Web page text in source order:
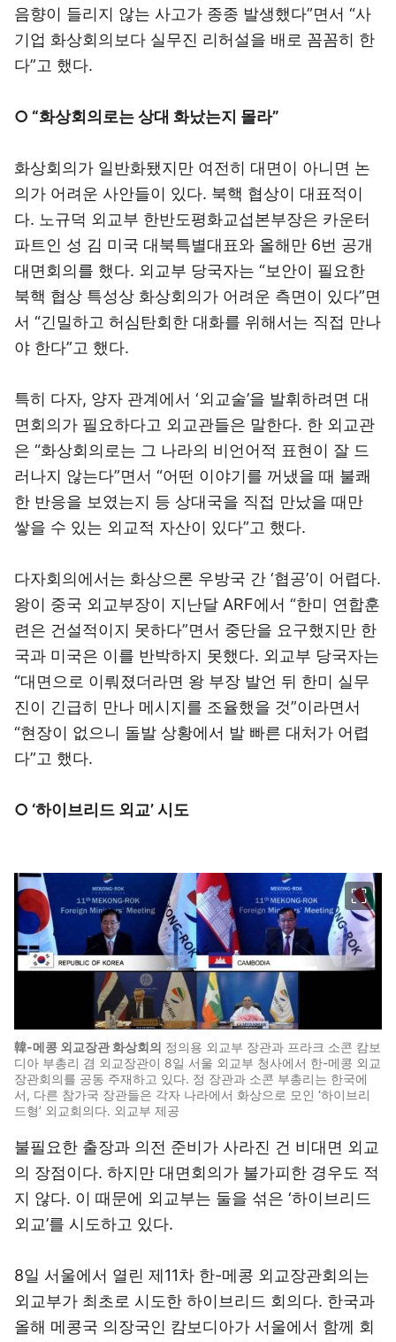
음향이 들리지 않는 사고가 종종 발생했다”면서 “사
기업 화상회의보다 실무진 리허설을 배로 꼼꼼히 한
다”고 했다.
○ “화상회의로는 상대 화났는지 몰라”
화상회의가 일반화됐지만 여전히 대면이 아니면 논
의가 어려운 사안들이 있다. 북핵 협상이 대표적이
다. 노규덕 외교부 한반도평화교섭본부장은 카운터
파트인 성 김 미국 대북특별대표와 올해만 6번 공개
대면회의를 했다. 외교부 당국자는 “보안이 필요한
북핵 협상 특성상 화상회의가 어려운 측면이 있다”면
서 “긴밀하고 허심탄회한 대화를 위해서는 직접 만나
야 한다”고 했다.
특히 다자, 양자 관계에서 ‘외교술’을 발휘하려면 대
면회의가 필요하다고 외교관들은 말한다. 한 외교관
은 “화상회의로는 그 나라의 비언어적 표현이 잘 드
러나지 않는다”면서 “어떤 이야기를 꺼냈을 때 불쾌
한 반응을 보였는지 등 상대국을 직접 만났을 때만
쌓을 수 있는 외교적 자산이 있다”고 했다.
다자회의에서는 화상으론 우방국 간 ‘협공’이 어렵다.
왕이 중국 외교부장이 지난달 ARF에서 “한미 연합훈
련은 건설적이지 못하다”면서 중단을 요구했지만 한
국과 미국은 이를 반박하지 못했다. 외교부 당국자는
“대면으로 이뤄졌더라면 왕 부장 발언 뒤 한미 실무
진이 긴급히 만나 메시지를 조율했을 것”이라면서
“현장이 없으니 돌발 상황에서 발 빠른 대처가 어렵
다”고 했다.
○ ‘하이브리드 외교’ 시도
韓-메콩 외교장관 화상회의 정의용 외교부 장관과 프라크 소콘 캄보
디아 부총리 겸 외교장관이 8일 서울 외교부 청사에서 한-메콩 외교
장관회의를 공동 주재하고 있다. 정 장관과 소콘 부총리는 한국에
서, 다른 참가국 장관들은 각자 나라에서 화상으로 모인 ‘하이브리
드형’ 외교회의다. 외교부 제공
불필요한 출장과 의전 준비가 사라진 건 비대면 외교
의 장점이다. 하지만 대면회의가 불가피한 경우도 적
지 않다. 이 때문에 외교부는 둘을 섞은 ‘하이브리드
외교’를 시도하고 있다.
8일 서울에서 열린 제11차 한-메콩 외교장관회의는
외교부가 최초로 시도한 하이브리드 회의다. 한국과
올해 메콩국 의장국인 캄보디아가 서울에서 함께 회